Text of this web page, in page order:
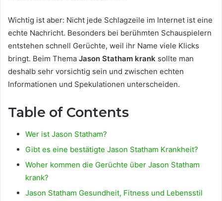
Wichtig ist aber: Nicht jede Schlagzeile im Internet ist eine
echte Nachricht. Besonders bei berühmten Schauspielern
entstehen schnell Gerüchte, weil ihr Name viele Klicks
bringt. Beim Thema Jason Statham krank sollte man
deshalb sehr vorsichtig sein und zwischen echten
Informationen und Spekulationen unterscheiden.
Table of Contents
Wer ist Jason Statham?
Gibt es eine bestätigte Jason Statham Krankheit?
Woher kommen die Gerüchte über Jason Statham
krank?
Jason Statham Gesundheit, Fitness und Lebensstil